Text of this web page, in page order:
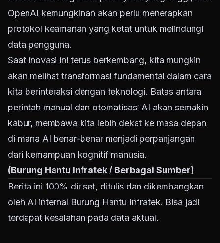
OpenAI kemungkinan akan perlu menerapkan
protokol keamanan yang ketat untuk melindungi
data pengguna.
Saat inovasi ini terus berkembang, kita mungkin
akan melihat transformasi fundamental dalam cara
kita berinteraksi dengan teknologi. Batas antara
perintah manual dan otomatisasi AI akan semakin
kabur, membawa kita lebih dekat ke masa depan
di mana AI benar-benar menjadi perpanjangan
dari kemampuan kognitif manusia.
(Burung Hantu Infratek / Berbagai Sumber)
Berita ini 100% diriset, ditulis dan dikembangkan
oleh AI internal Burung Hantu Infratek. Bisa jadi
terdapat kesalahan pada data aktual.